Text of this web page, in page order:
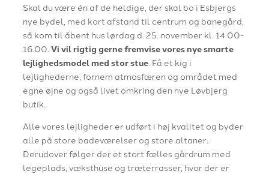
Skal du være én af de heldige, der skal bo i Esbjergs
nye bydel, med kort afstand til centrum og banegård,
så kom til åbent hus lørdag d. 25. november kl. 14.00-
16.00. Vi vil rigtig gerne fremvise vores nye smarte
lejlighedsmodel med stor stue . Få et kig i
lejlighederne, fornem atmosfæren og området med
egne øjne og også livet omkring den nye Løvbjerg
butik.
Alle vores lejligheder er udført i høj kvalitet og byder
alle på store badeværelser og store altaner.
Derudover følger der et stort fælles gårdrum med
legeplads, væksthuse og træterrasser, hvor der er